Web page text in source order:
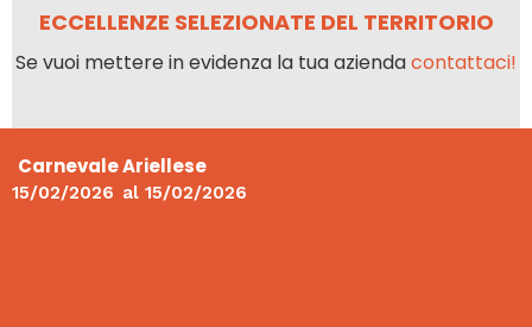
ECCELLENZE SELEZIONATE DEL TERRITORIO
Se vuoi mettere in evidenza la tua aziendacontattaci!
Carnevale Ariellese
15/02/2026 al 15/02/2026